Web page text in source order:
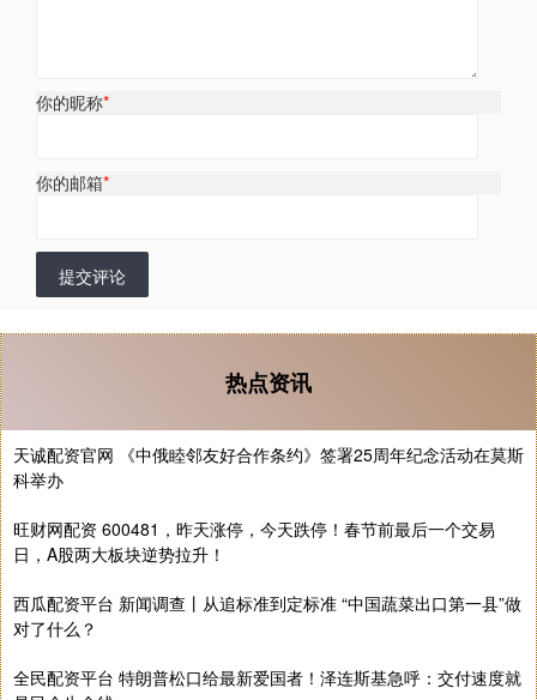
你的昵称*
你的邮箱*
提交评论
热点资讯
天诚配资官网 《中俄睦邻友好合作条约》签署25周年纪念活动在莫斯
科举办
旺财网配资 600481，昨天涨停，今天跌停！春节前最后一个交易
日，A股两大板块逆势拉升！
西瓜配资平台 新闻调查丨从追标准到定标准 “中国蔬菜出口第一县”做
对了什么？
全民配资平台 特朗普松口给最新爱国者！泽连斯基急呼：交付速度就